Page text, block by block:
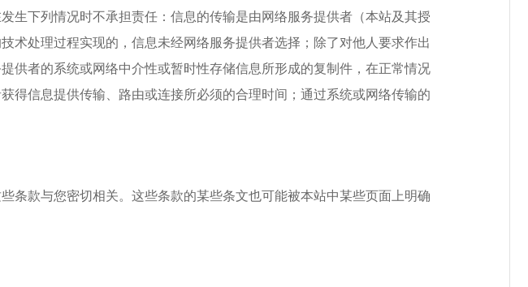
生下列情况时不承担责任：信息的传输是由网络服务提供者（本站及其授
术处理过程实现的，信息未经网络服务提供者选择；除了对他人要求作出
供者的系统或网络中介性或暂时性存储信息所形成的复制件，在正常情况
得信息提供传输、路由或连接所必须的合理时间；通过系统或网络传输的
款与您密切相关。这些条款的某些条文也可能被本站中某些页面上明确